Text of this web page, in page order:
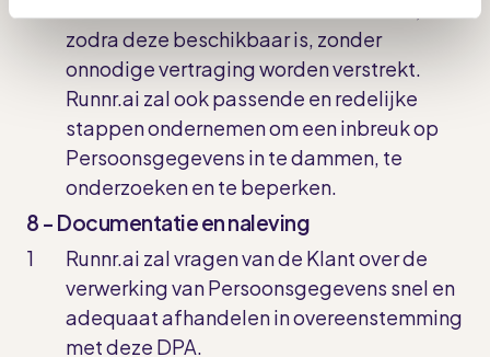
zodra deze beschikbaar is, zonder
onnodige vertraging worden verstrekt.
Runnr.ai zal ook passende en redelijke
stappen ondernemen om een inbreuk op
Persoonsgegevens in te dammen, te
onderzoeken en te beperken.
8 - Documentatie en naleving
Runnr.ai zal vragen van de Klant over de
verwerking van Persoonsgegevens snel en
adequaat afhandelen in overeenstemming
met deze DPA.